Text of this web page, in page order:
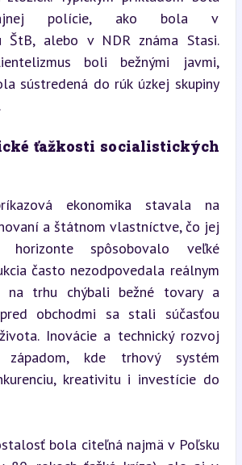
polície, ako bola v
ŠtB, alebo v NDR známa Stasi.
boli bežnými javmi,
sústredená do rúk úzkej skupiny
ťažkosti socialistických
ekonomika stavala na
a štátnom vlastníctve, čo jej
horizonte spôsobovalo veľké
často nezodpovedala reálnym
na trhu chýbali bežné tovary a
obchodmi sa stali súčasťou
Inovácie a technický rozvoj
západom, kde trhový systém
kreativitu i investície do
bola citeľná najmä v Poľsku